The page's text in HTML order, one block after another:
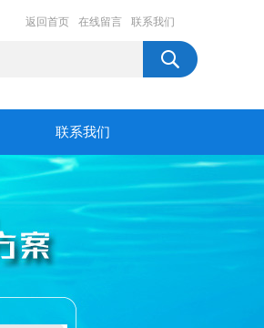
返回首页 在线留言 联系我们
联系我们